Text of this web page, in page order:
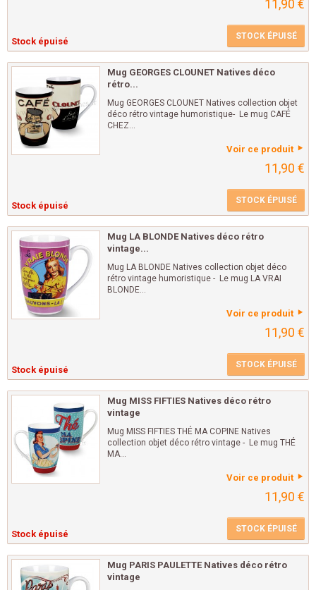
11,90 €
Stock épuisé STOCK ÉPUISÉ
Mug GEORGES CLOUNET Natives déco
rétro...
Mug GEORGES CLOUNET Natives collection objet
déco rétro vintage humoristique- Le mug CAFÉ
CHEZ...
Voir ce produit
11,90 €
Stock épuisé STOCK ÉPUISÉ
Mug LA BLONDE Natives déco rétro
vintage...
Mug LA BLONDE Natives collection objet déco
rétro vintage humoristique - Le mug LA VRAI
BLONDE...
Voir ce produit
11,90 €
Stock épuisé STOCK ÉPUISÉ
Mug MISS FIFTIES Natives déco rétro
vintage
Mug MISS FIFTIES THÉ MA COPINE Natives
collection objet déco rétro vintage - Le mug THÉ
MA...
Voir ce produit
11,90 €
Stock épuisé STOCK ÉPUISÉ
Mug PARIS PAULETTE Natives déco rétro
vintage